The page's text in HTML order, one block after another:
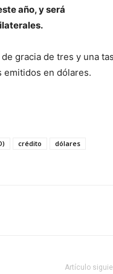
año, y será
gracia de tres y una
emitidos en dólares.
crédito
dólares
Artículo